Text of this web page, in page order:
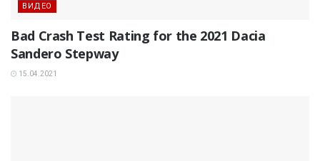
ВИДЕО
Bad Crash Test Rating for the 2021 Dacia
Sandero Stepway
15.04.2021